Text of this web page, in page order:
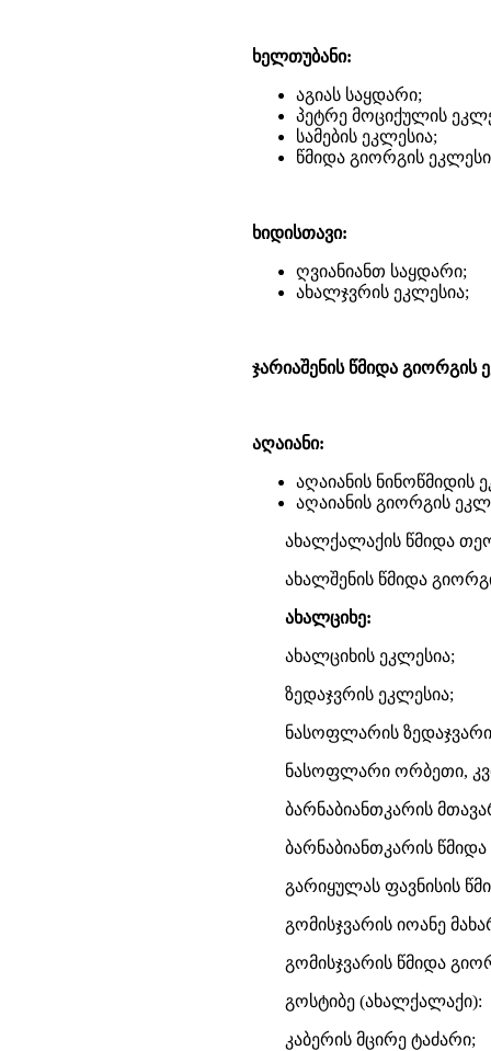
ხელთუბანი:
აგიას საყდარი;
პეტრე მოციქულის
სამების ეკლესია;
წმიდა გიორგის
ხიდისთავი:
ღვიანიანთ საყდარი;
ახალჯვრის ეკლესია;
ჯარიაშენის წმიდა გიორგის
აღაიანი:
აღაიანის ნინოწმიდის
აღაიანის გიორგის
ახალქალაქის წმიდა
ახალშენის წმიდა
ახალციხე:
ახალციხის ეკლესია;
ზედაჯვრის ეკლესია;
ნასოფლარის
ნასოფლარი ორბეთი,
ბარნაბიანთკარის
ბარნაბიანთკარის
გარიყულას ფავნისის
გომისჯვარის იოანე
გომისჯვარის წმიდა
გოსტიბე (ახალქალაქი):
კაბერის მცირე ტაძარი;